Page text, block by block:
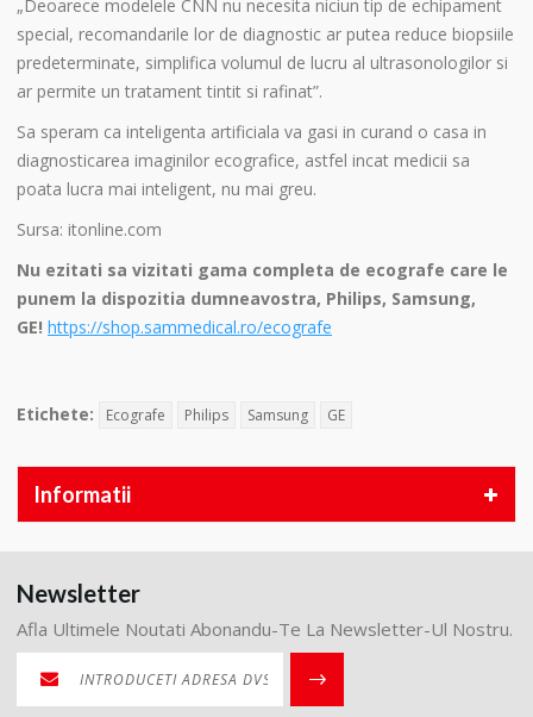
„Deoarece modelele CNN nu necesita niciun tip de echipament
special, recomandarile lor de diagnostic ar putea reduce biopsiile
predeterminate, simplifica volumul de lucru al ultrasonologilor si
ar permite un tratament tintit si rafinat”.
Sa speram ca inteligenta artificiala va gasi in curand o casa in
diagnosticarea imaginilor ecografice, astfel incat medicii sa
poata lucra mai inteligent, nu mai greu.
Sursa: itonline.com
Nu ezitati sa vizitati gama completa de ecografe care le
punem la dispozitia dumneavostra, Philips, Samsung,
GE! https://shop.sammedical.ro/ecografe
Etichete: Ecografe Philips Samsung GE
Informatii
Newsletter
Afla Ultimele Noutati Abonandu-Te La Newsletter-Ul Nostru.